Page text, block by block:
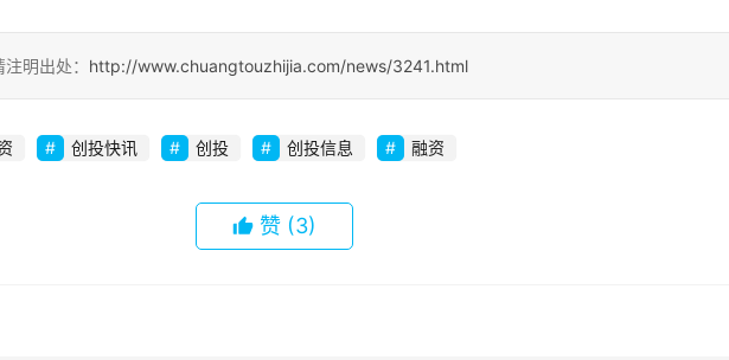
明出处： http://www.chuangtouzhijia.com/news/3241.html
创投快讯 创投 创投信息 融资
赞 (3)